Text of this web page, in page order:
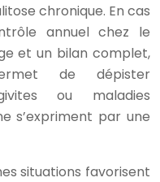
chronique. En cas
annuel chez le
et un bilan complet,
de dépister
ou maladies
s’expriment par une
situations favorisent